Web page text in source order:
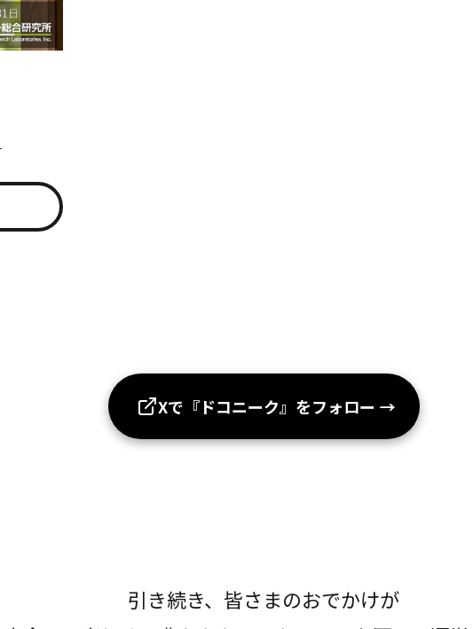
Xで『ドコニーク』をフォロー →
引き続き、皆さまのおでかけが